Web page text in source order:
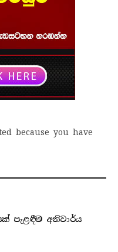
because you have
පැළඳීම අනිවාර්ය